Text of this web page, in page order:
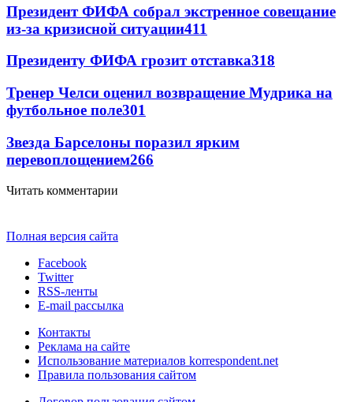
Президент ФИФА собрал экстренное совещание
из-за кризисной ситуации411
Президенту ФИФА грозит отставка318
Тренер Челси оценил возвращение Мудрика на
футбольное поле301
Звезда Барселоны поразил ярким
перевоплощением266
Читать комментарии
Полная версия сайта
Facebook
Twitter
RSS-ленты
E-mail рассылка
Контакты
Реклама на сайте
Использование материалов korrespondent.net
Правила пользования сайтом